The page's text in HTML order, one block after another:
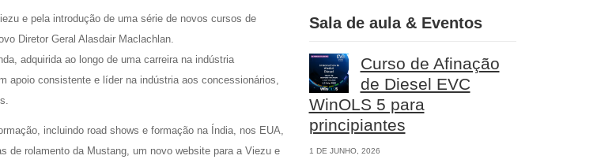
e pela introdução de uma série de novos cursos de
Diretor Geral Alasdair Maclachlan.
adquirida ao longo de uma carreira na indústria
apoio consistente e líder na indústria aos concessionários,
incluindo road shows e formação na Índia, nos EUA,
de rolamento da Mustang, um novo website para a Viezu e
Sala de aula & Eventos
Curso de Afinação
de Diesel EVC
WinOLS 5 para
principiantes
1 DE JUNHO, 2026